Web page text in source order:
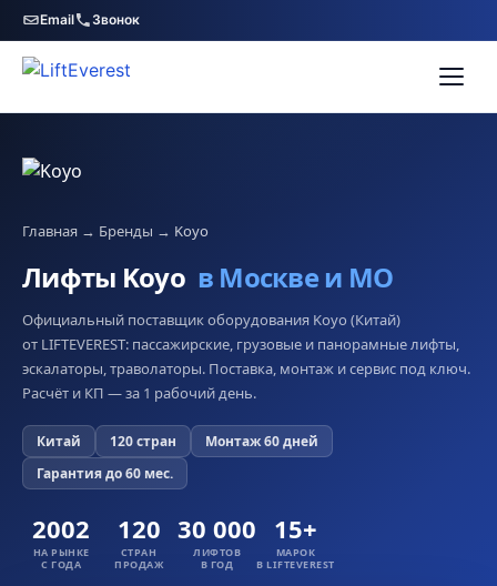
Email Звонок
Главная → Бренды → Koyo
Лифты Koyo в Москве и МО
Официальный поставщик оборудования Koyo (Китай)
от LIFTEVEREST: пассажирские, грузовые и панорамные лифты,
эскалаторы, траволаторы. Поставка, монтаж и сервис под ключ.
Расчёт и КП — за 1 рабочий день.
Китай 120 стран
Монтаж 60 дней
Гарантия до 60 мес.
2002
НА РЫНКЕ
С ГОДА
120
СТРАН
ПРОДАЖ
30 000
ЛИФТОВ
В ГОД
15+
МАРОК
В LIFTEVEREST